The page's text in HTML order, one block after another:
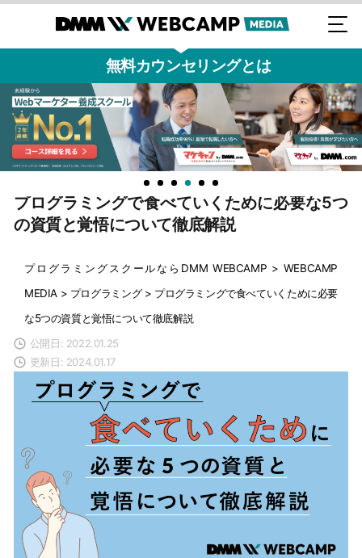
無料カウンセリングとは
プログラミングで食べていくために必要な5つ
の資質と覚悟について徹底解説
プログラミングスクールならDMM WEBCAMP > WEBCAMP
MEDIA > プログラミング> プログラミングで食べていくために必要
な5つの資質と覚悟について徹底解説
公開日: 2022.01.25
更新日: 2024.01.17